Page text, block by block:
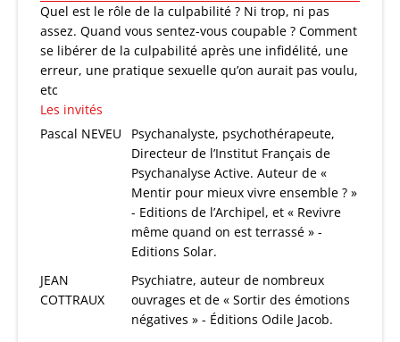
Quel est le rôle de la culpabilité ? Ni trop, ni pas
assez. Quand vous sentez-vous coupable ? Comment
se libérer de la culpabilité après une infidélité, une
erreur, une pratique sexuelle qu’on aurait pas voulu,
etc
Les invités
Pascal NEVEU
Psychanalyste, psychothérapeute,
Directeur de l’Institut Français de
Psychanalyse Active. Auteur de «
Mentir pour mieux vivre ensemble ? »
- Editions de l’Archipel, et « Revivre
même quand on est terrassé » -
Editions Solar.
JEAN
COTTRAUX
Psychiatre, auteur de nombreux
ouvrages et de « Sortir des émotions
négatives » - Éditions Odile Jacob.